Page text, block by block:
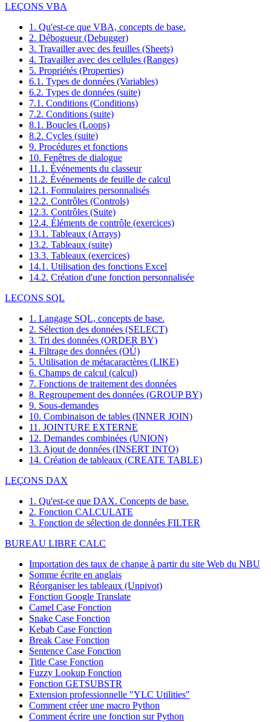
LEÇONS VBA
1. Qu'est-ce que VBA, concepts de base.
2. Débogueur (Debugger)
3. Travailler avec des feuilles (Sheets)
4. Travailler avec des cellules (Ranges)
5. Propriétés (Properties)
6.1. Types de données (Variables)
6.2. Types de données (suite)
7.1. Conditions (Conditions)
7.2. Conditions (suite)
8.1. Boucles (Loops)
8.2. Cycles (suite)
9. Procédures et fonctions
10. Fenêtres de dialogue
11.1. Événements du classeur
11.2. Événements de feuille de calcul
12.1. Formulaires personnalisés
12.2. Contrôles (Controls)
12.3. Contrôles (Suite)
12.4. Éléments de contrôle (exercices)
13.1. Tableaux (Arrays)
13.2. Tableaux (suite)
13.3. Tableaux (exercices)
14.1. Utilisation des fonctions Excel
14.2. Création d'une fonction personnalisée
LEÇONS SQL
1. Langage SQL, concepts de base.
2. Sélection des données (SELECT)
3. Tri des données (ORDER BY)
4. Filtrage des données (OÙ)
5. Utilisation de métacaractères (LIKE)
6. Champs de calcul (calcul)
7. Fonctions de traitement des données
8. Regroupement des données (GROUP BY)
9. Sous-demandes
10. Combinaison de tables (INNER JOIN)
11. JOINTURE EXTERNE
12. Demandes combinées (UNION)
13. Ajout de données (INSERT INTO)
14. Création de tableaux (CREATE TABLE)
LEÇONS DAX
1. Qu'est-ce que DAX. Concepts de base.
2. Fonction CALCULATE
3. Fonction de sélection de données FILTER
BUREAU LIBRE CALC
Importation des taux de change à partir du site Web du NBU
Somme écrite en anglais
Réorganiser les tableaux (Unpivot)
Fonction Google Translate
Camel Case Fonction
Snake Case Fonction
Kebab Case Fonction
Break Case Fonction
Sentence Case Fonction
Title Case Fonction
Fuzzy Lookup Fonction
Fonction GETSUBSTR
Extension professionnelle "YLC Utilities"
Comment créer une macro Python
Comment écrire une fonction sur Python